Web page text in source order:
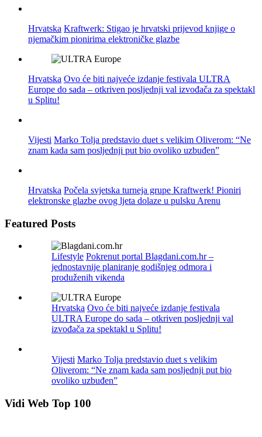
Hrvatska Kraftwerk: Stigao je hrvatski prijevod knjige o
njemačkim pionirima elektroničke glazbe
Hrvatska Ovo će biti najveće izdanje festivala ULTRA
Europe do sada – otkriven posljednji val izvođača za spektakl
u Splitu!
Vijesti Marko Tolja predstavio duet s velikim Oliverom: “Ne
znam kada sam posljednji put bio ovoliko uzbuđen”
Hrvatska Počela svjetska turneja grupe Kraftwerk! Pioniri
elektronske glazbe ovog ljeta dolaze u pulsku Arenu
Featured Posts
Lifestyle Pokrenut portal Blagdani.com.hr –
jednostavnije planiranje godišnjeg odmora i
produženih vikenda
Hrvatska Ovo će biti najveće izdanje festivala
ULTRA Europe do sada – otkriven posljednji val
izvođača za spektakl u Splitu!
Vijesti Marko Tolja predstavio duet s velikim
Oliverom: “Ne znam kada sam posljednji put bio
ovoliko uzbuđen”
Vidi Web Top 100